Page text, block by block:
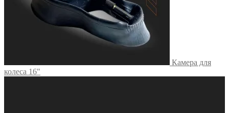
Камера для
колеса 16"